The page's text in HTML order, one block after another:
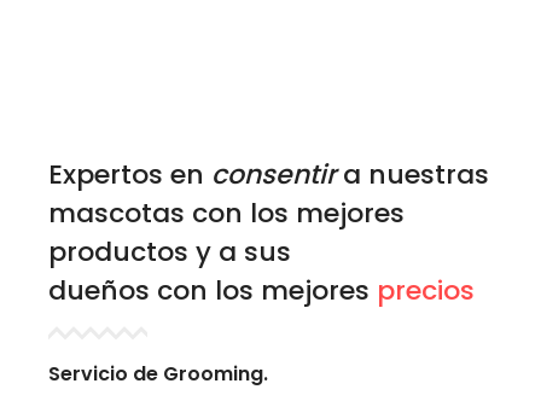
Expertos en consentira nuestras
mascotas con los mejores
productos y a sus
dueños con los mejores precios
Servicio de Grooming.